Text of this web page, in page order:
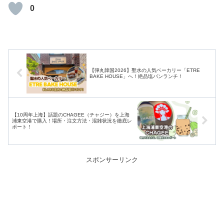
0
【弾丸韓国2026】聖水の人気ベーカリー「ETRE
BAKE HOUSE」へ！絶品塩パンランチ！
【10周年上海】話題のCHAGEE（チャジー）を上海
浦東空港で購入！場所・注文方法・混雑状況を徹底レ
ポート！
スポンサーリンク